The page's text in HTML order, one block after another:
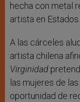
hecha con metal
artista en Estados
A las cárceles
artista chilena
Virginidad
las mujeres de
oportunidad de